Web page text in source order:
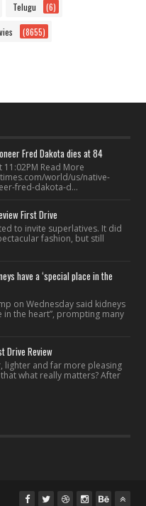
Telugu (6)
(8655)
Fred Dakota dies at 84
Read More
world/us/native-
fred-dakota-d...
First Drive
to invite superlatives. It did
fashion, but still
have a ‘special place in the
on Wednesday said kidneys
in the heart”, prompting many
Drive Review
lighter and far more pleasing
what really matters? After